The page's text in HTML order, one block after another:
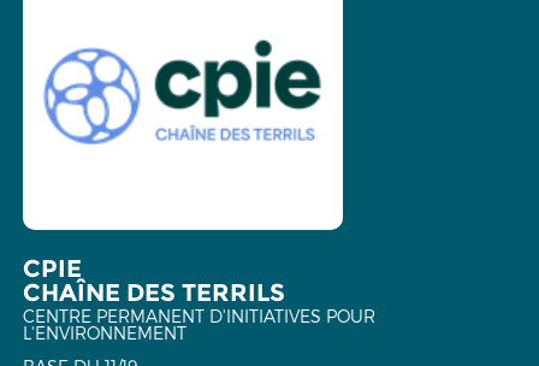
CPIE
CHAÎNE DES TERRILS
CENTRE PERMANENT D'INITIATIVES POUR
L'ENVIRONNEMENT